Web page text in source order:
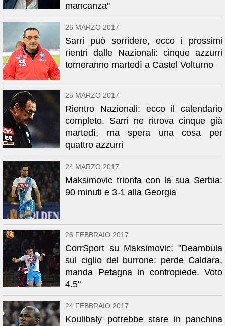
mancanza"
26 MARZO 2017
Sarri può sorridere, ecco i prossimi
rientri dalle Nazionali: cinque azzurri
torneranno martedì a Castel Volturno
25 MARZO 2017
Rientro Nazionali: ecco il calendario
completo. Sarri ne ritrova cinque già
martedì, ma spera una cosa per
quattro azzurri
24 MARZO 2017
Maksimovic trionfa con la sua Serbia:
90 minuti e 3-1 alla Georgia
26 FEBBRAIO 2017
CorrSport su Maksimovic: "Deambula
sul ciglio del burrone: perde Caldara,
manda Petagna in contropiede. Voto
4.5"
24 FEBBRAIO 2017
Koulibaly potrebbe stare in panchina